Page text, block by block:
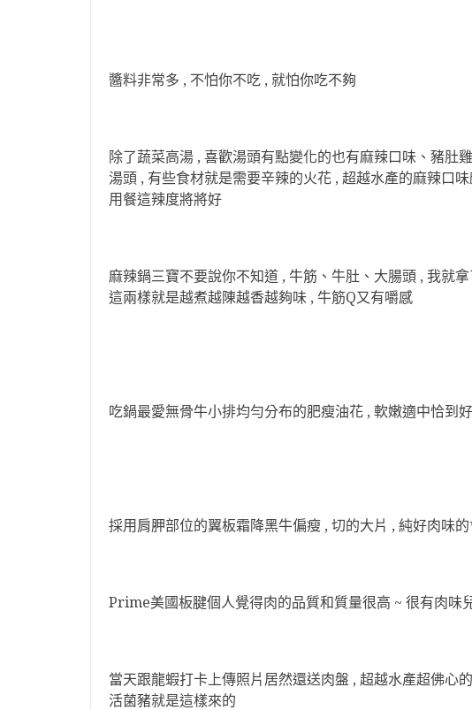
醬料非常多 , 不怕你不吃 , 就怕你吃不夠
除了蔬菜高湯 , 喜歡湯頭有點變化的也有麻辣口味、豬肚
湯頭 , 有些食材就是需要辛辣的火花 , 超越水產的麻辣口
用餐這辣度將將好
麻辣鍋三寶不要說你不知道 , 牛筋、牛肚、大腸頭 , 我就
這兩樣就是越煮越陳越香越夠味 , 牛筋Q又有嚼感
吃鍋最愛無骨牛小排均勻分布的肥瘦油花 , 軟嫩適中恰到
採用肩胛部位的翼板霜降黑牛偏瘦 , 切的大片 , 純好肉味
Prime美國板腱個人覺得肉的品質和質量很高 ~ 很有肉味
當天跟龍蝦打卡上傳照片居然還送肉盤 , 超越水產超佛心
活菌豬就是這樣來的